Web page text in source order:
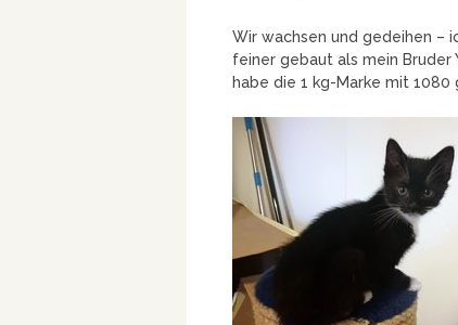
Wir wachsen und gedeihen –
feiner gebaut als mein
habe die 1 kg-Marke mit